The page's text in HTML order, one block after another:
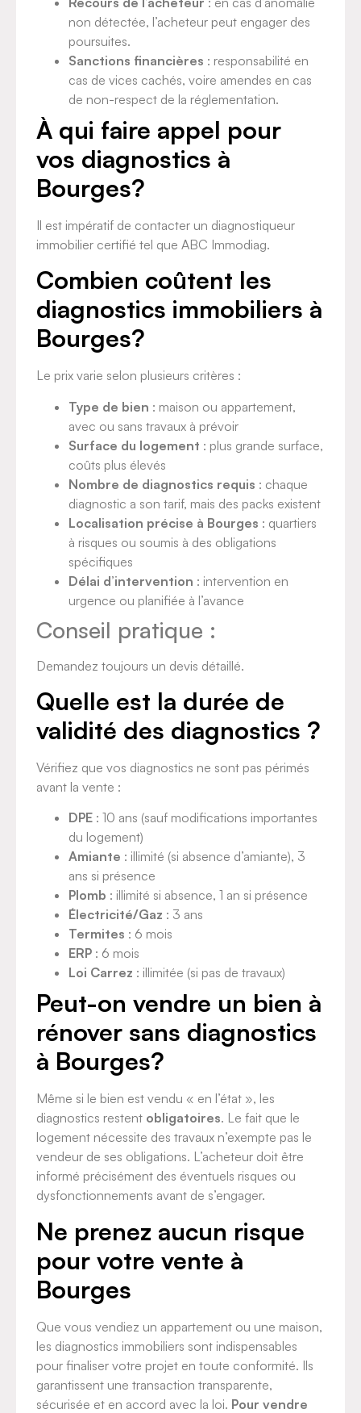
non détectée, l’acheteur peut engager des
poursuites.
Sanctions financières : responsabilité en
cas de vices cachés, voire amendes en cas
de non-respect de la réglementation.
À qui faire appel pour
vos diagnostics à
Bourges?
Il est impératif de contacter un diagnostiqueur
immobilier certifié tel que ABC Immodiag.
Combien coûtent les
diagnostics immobiliers à
Bourges?
Le prix varie selon plusieurs critères :
Type de bien : maison ou appartement,
avec ou sans travaux à prévoir
Surface du logement : plus grande surface,
coûts plus élevés
Nombre de diagnostics requis : chaque
diagnostic a son tarif, mais des packs existent
Localisation précise à Bourges : quartiers
à risques ou soumis à des obligations
spécifiques
Délai d’intervention : intervention en
urgence ou planifiée à l’avance
Conseil pratique :
Demandez toujours un devis détaillé.
Quelle est la durée de
validité des diagnostics ?
Vérifiez que vos diagnostics ne sont pas périmés
avant la vente :
DPE : 10 ans (sauf modifications importantes
du logement)
Amiante : illimité (si absence d’amiante), 3
ans si présence
Plomb : illimité si absence, 1 an si présence
Électricité/Gaz : 3 ans
Termites : 6 mois
ERP : 6 mois
Loi Carrez : illimitée (si pas de travaux)
Peut-on vendre un bien à
rénover sans diagnostics
à Bourges?
Même si le bien est vendu « en l’état », les
diagnostics restent obligatoires. Le fait que le
logement nécessite des travaux n’exempte pas le
vendeur de ses obligations. L’acheteur doit être
informé précisément des éventuels risques ou
dysfonctionnements avant de s’engager.
Ne prenez aucun risque
pour votre vente à
Bourges
Que vous vendiez un appartement ou une maison,
les diagnostics immobiliers sont indispensables
pour finaliser votre projet en toute conformité. Ils
garantissent une transaction transparente,
sécurisée et en accord avec la loi. Pour vendre